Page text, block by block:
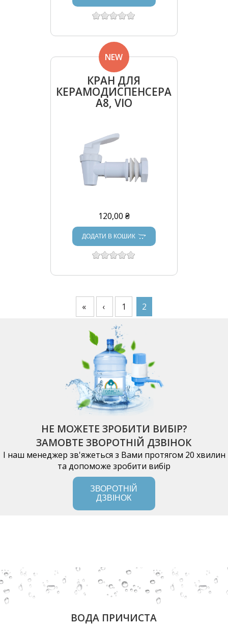
КРАН ДЛЯ
КЕРАМОДИСПЕНСЕРА
A8, VIO
NEW
120,00 ₴
ДОДАТИ В КОШИК
СТОРІНКИ
« ‹ 1 2
НЕ МОЖЕТЕ ЗРОБИТИ ВИБІР?
ЗАМОВТЕ ЗВОРОТНІЙ ДЗВІНОК
І наш менеджер зв'яжеться з Вами протягом 20 хвилин
та допоможе зробити вибір
ЗВОРОТНІЙ
ДЗВІНОК
ВОДА ПРИЧИСТА